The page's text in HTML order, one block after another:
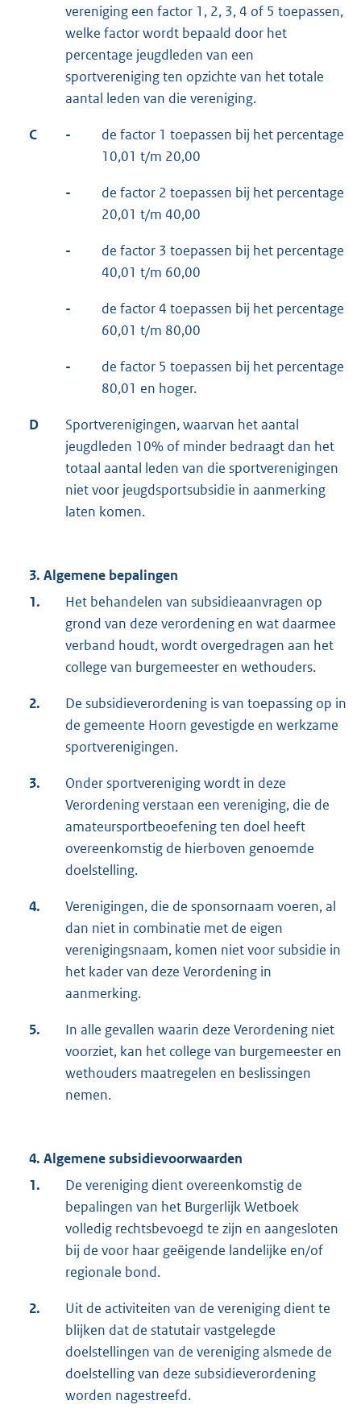
vereniging een factor 1, 2, 3, 4 of 5 toepassen,
welke factor wordt bepaald door het
percentage jeugdleden van een
sportvereniging ten opzichte van het totale
aantal leden van die vereniging.
C -
de factor 1 toepassen bij het percentage
10,01 t/m 20,00
-
de factor 2 toepassen bij het percentage
20,01 t/m 40,00
-
de factor 3 toepassen bij het percentage
40,01 t/m 60,00
-
de factor 4 toepassen bij het percentage
60,01 t/m 80,00
-
de factor 5 toepassen bij het percentage
80,01 en hoger.
D
Sportverenigingen, waarvan het aantal
jeugdleden 10% of minder bedraagt dan het
totaal aantal leden van die sportverenigingen
niet voor jeugdsportsubsidie in aanmerking
laten komen.
3. Algemene bepalingen
1.
Het behandelen van subsidieaanvragen op
grond van deze verordening en wat daarmee
verband houdt, wordt overgedragen aan het
college van burgemeester en wethouders.
2.
De subsidieverordening is van toepassing op in
de gemeente Hoorn gevestigde en werkzame
sportverenigingen.
3.
Onder sportvereniging wordt in deze
Verordening verstaan een vereniging, die de
amateursportbeoefening ten doel heeft
overeenkomstig de hierboven genoemde
doelstelling.
4.
Verenigingen, die de sponsornaam voeren, al
dan niet in combinatie met de eigen
verenigingsnaam, komen niet voor subsidie in
het kader van deze Verordening in
aanmerking.
5.
In alle gevallen waarin deze Verordening niet
voorziet, kan het college van burgemeester en
wethouders maatregelen en beslissingen
nemen.
4. Algemene subsidievoorwaarden
1.
De vereniging dient overeenkomstig de
bepalingen van het Burgerlijk Wetboek
volledig rechtsbevoegd te zijn en aangesloten
bij de voor haar geëigende landelijke en/of
regionale bond.
2.
Uit de activiteiten van de vereniging dient te
blijken dat de statutair vastgelegde
doelstellingen van de vereniging alsmede de
doelstelling van deze subsidieverordening
worden nagestreefd.